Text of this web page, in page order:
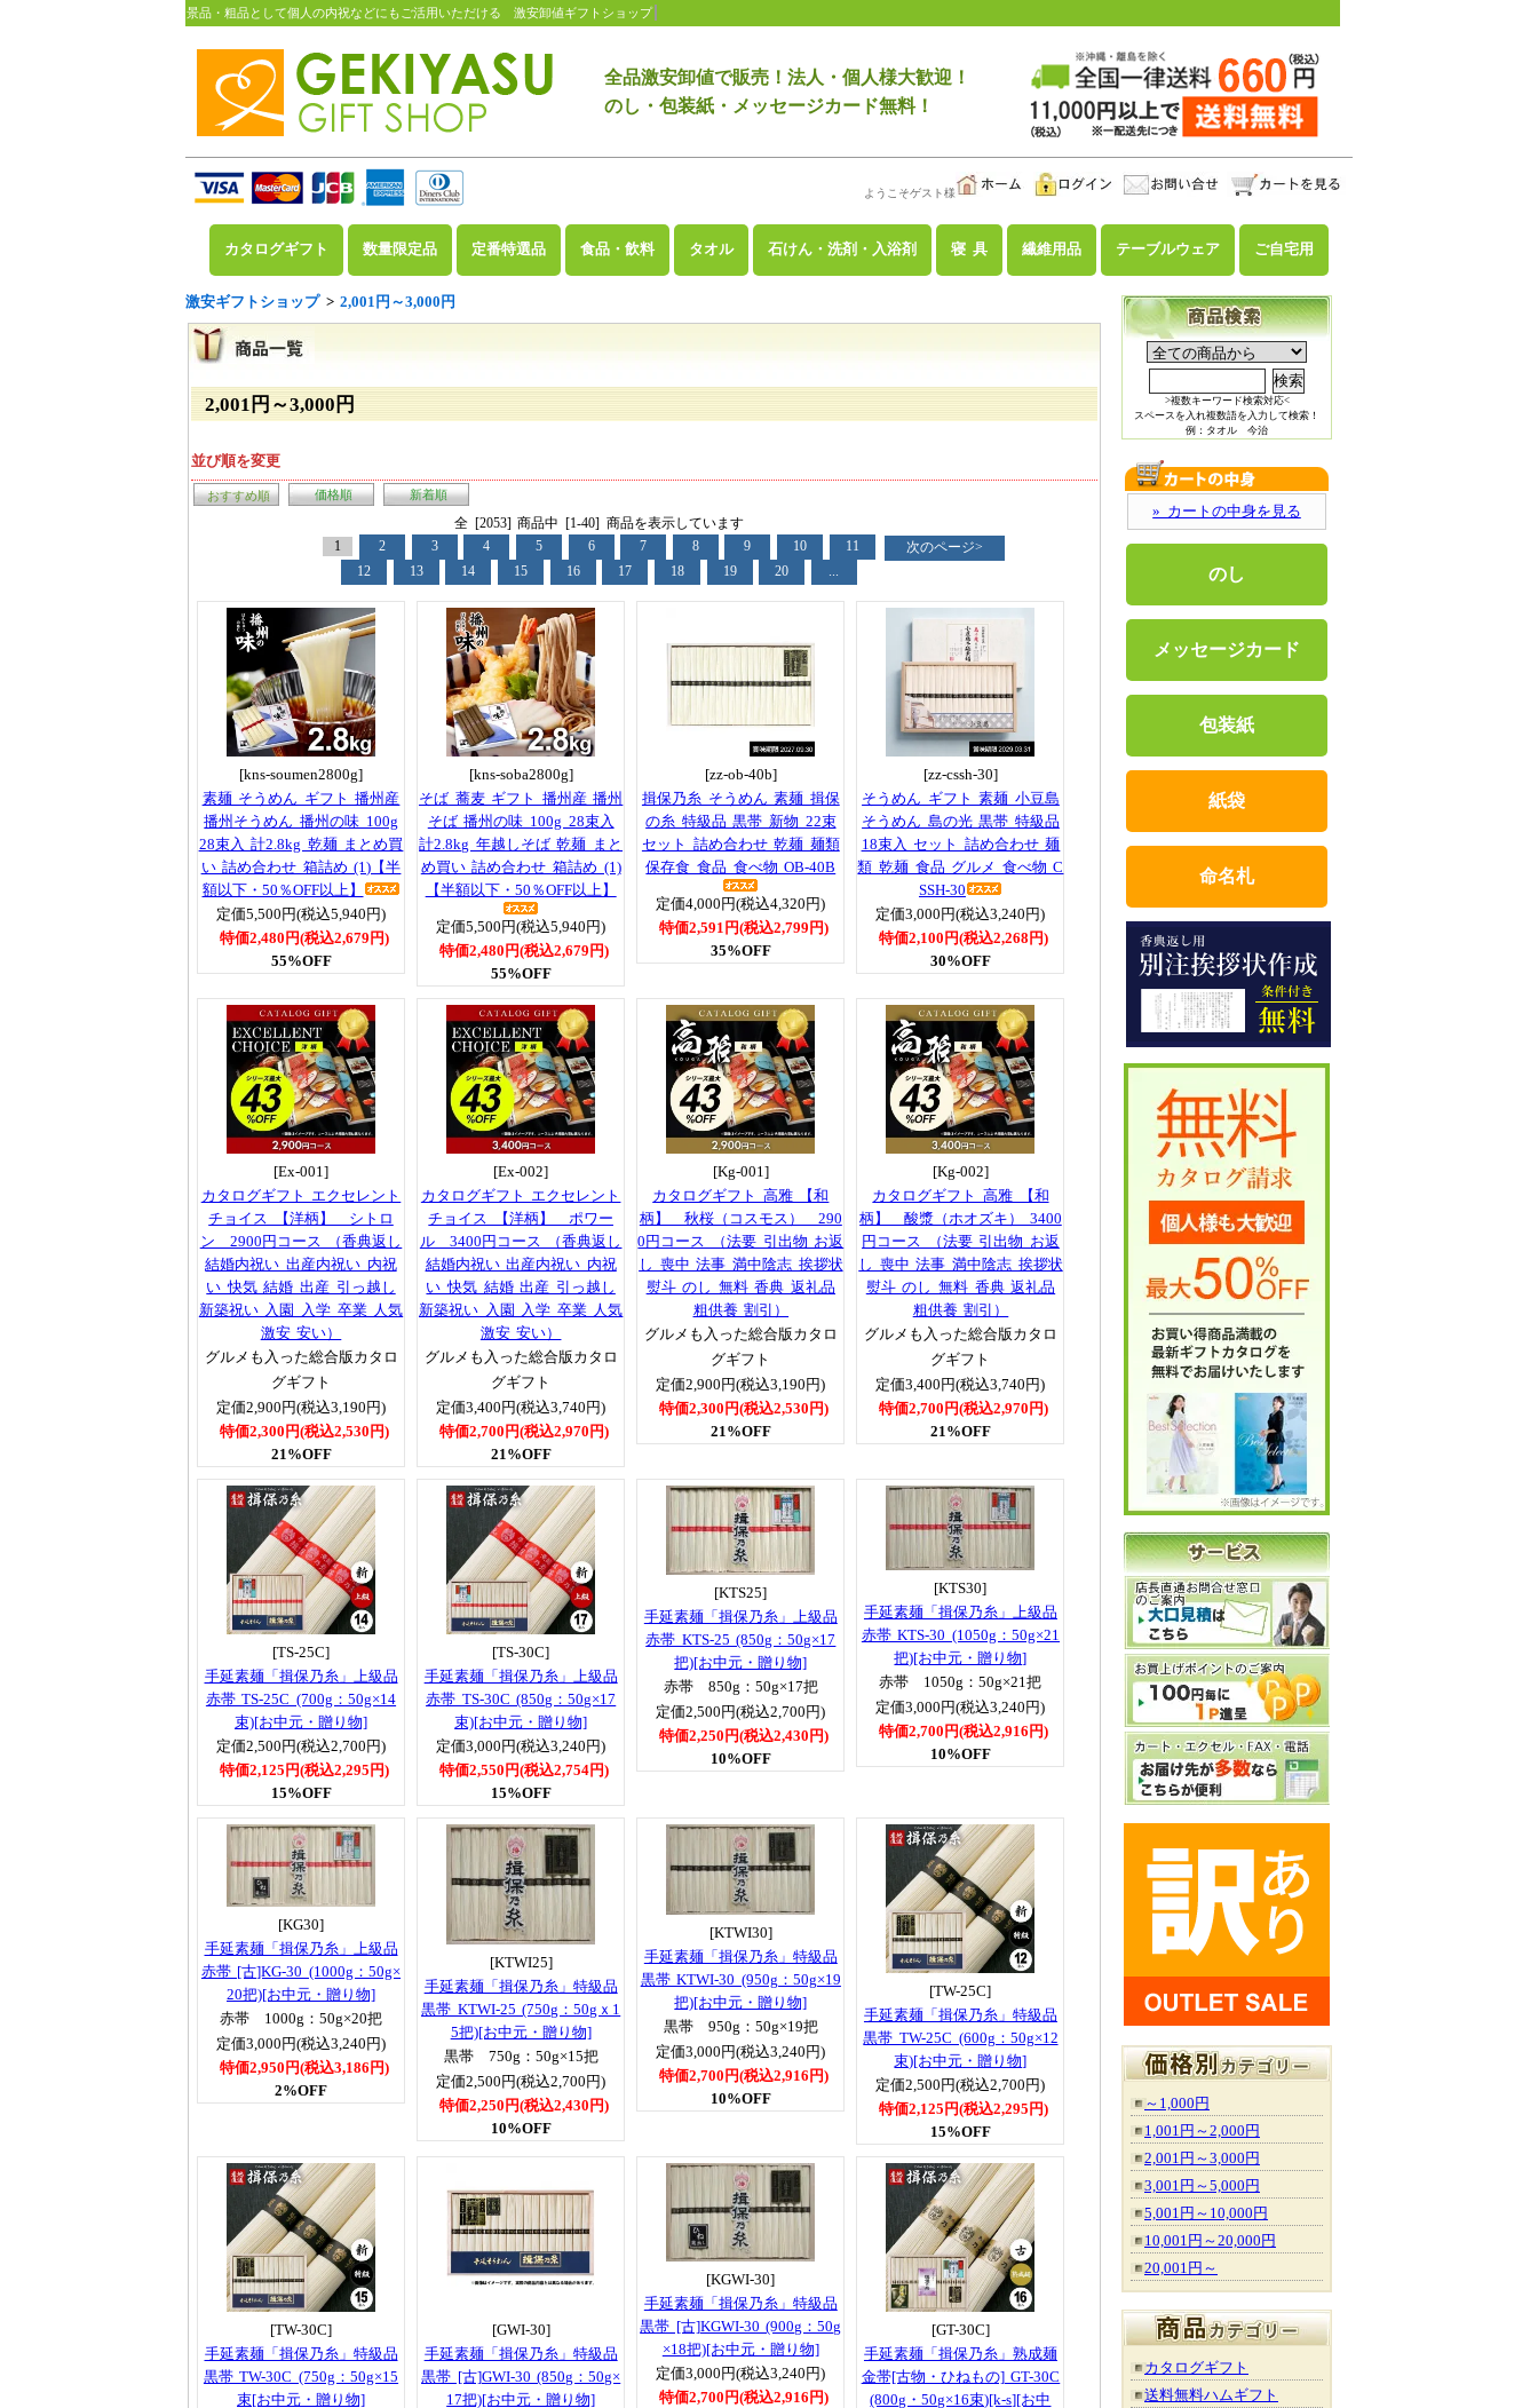
景品・粗品として個人の内祝などにもご活用いただける 激安卸値ギフトショップ
全品激安卸値で販売！法人・個人様大歓迎！
のし・包装紙・メッセージカード無料！
ようこそゲスト様
カタログギフト 数量限定品 定番特選品 食品・飲料 タオル 石けん・洗剤・入浴剤 寝 具 繊維用品 テーブルウェア ご自宅用
激安ギフトショップ>2,001円～3,000円
2,001円～3,000円
並び順を変更
おすすめ順 価格順 新着順
全 [2053] 商品中 [1-40] 商品を表示しています
1
2 3 4 5 6 7 8 9 10
11
12
13 14 15 16 17 18 19 20 ...
次のページ>
[kns-soumen2800g]
素麺 そうめん ギフト 播州産
播州そうめん 播州の味 100g
28束入 計2.8kg 乾麺 まとめ買
い 詰め合わせ 箱詰め (1)【半
額以下・50％OFF以上】
定価5,500円(税込5,940円)
特価2,480円(税込2,679円)
55%OFF
[kns-soba2800g]
そば 蕎麦 ギフト 播州産 播州
そば 播州の味 100g 28束入
計2.8kg 年越しそば 乾麺 まと
め買い 詰め合わせ 箱詰め (1)
【半額以下・50％OFF以上】
定価5,500円(税込5,940円)
特価2,480円(税込2,679円)
55%OFF
[zz-ob-40b]
揖保乃糸 そうめん 素麺 揖保
の糸 特級品 黒帯 新物 22束
セット 詰め合わせ 乾麺 麺類
保存食 食品 食べ物 OB-40B
定価4,000円(税込4,320円)
特価2,591円(税込2,799円)
35%OFF
[zz-cssh-30]
そうめん ギフト 素麺 小豆島
そうめん 島の光 黒帯 特級品
18束入 セット 詰め合わせ 麺
類 乾麺 食品 グルメ 食べ物 C
SSH-30
定価3,000円(税込3,240円)
特価2,100円(税込2,268円)
30%OFF
[Ex-001]
カタログギフト エクセレント
チョイス 【洋柄】 シトロ
ン 2900円コース （香典返し
結婚内祝い 出産内祝い 内祝
い 快気 結婚 出産 引っ越し
新築祝い 入園 入学 卒業 人気
激安 安い）
グルメも入った総合版カタロ
グギフト
定価2,900円(税込3,190円)
特価2,300円(税込2,530円)
21%OFF
[Ex-002]
カタログギフト エクセレント
チョイス 【洋柄】 ポワー
ル 3400円コース （香典返し
結婚内祝い 出産内祝い 内祝
い 快気 結婚 出産 引っ越し
新築祝い 入園 入学 卒業 人気
激安 安い）
グルメも入った総合版カタロ
グギフト
定価3,400円(税込3,740円)
特価2,700円(税込2,970円)
21%OFF
[Kg-001]
カタログギフト 高雅 【和
柄】 秋桜（コスモス） 290
0円コース （法要 引出物 お返
し 喪中 法事 満中陰志 挨拶状
熨斗 のし 無料 香典 返礼品
粗供養 割引）
グルメも入った総合版カタロ
グギフト
定価2,900円(税込3,190円)
特価2,300円(税込2,530円)
21%OFF
[Kg-002]
カタログギフト 高雅 【和
柄】 酸漿（ホオズキ） 3400
円コース （法要 引出物 お返
し 喪中 法事 満中陰志 挨拶状
熨斗 のし 無料 香典 返礼品
粗供養 割引）
グルメも入った総合版カタロ
グギフト
定価3,400円(税込3,740円)
特価2,700円(税込2,970円)
21%OFF
[TS-25C]
手延素麺「揖保乃糸」上級品
赤帯 TS-25C (700g：50g×14
束)[お中元・贈り物]
定価2,500円(税込2,700円)
特価2,125円(税込2,295円)
15%OFF
[TS-30C]
手延素麺「揖保乃糸」上級品
赤帯 TS-30C (850g：50g×17
束)[お中元・贈り物]
定価3,000円(税込3,240円)
特価2,550円(税込2,754円)
15%OFF
[KTS25]
手延素麺「揖保乃糸」上級品
赤帯 KTS-25 (850g：50g×17
把)[お中元・贈り物]
赤帯 850g：50g×17把
定価2,500円(税込2,700円)
特価2,250円(税込2,430円)
10%OFF
[KTS30]
手延素麺「揖保乃糸」上級品
赤帯 KTS-30 (1050g：50g×21
把)[お中元・贈り物]
赤帯 1050g：50g×21把
定価3,000円(税込3,240円)
特価2,700円(税込2,916円)
10%OFF
[KG30]
手延素麺「揖保乃糸」上級品
赤帯 [古]KG-30 (1000g：50g×
20把)[お中元・贈り物]
赤帯 1000g：50g×20把
定価3,000円(税込3,240円)
特価2,950円(税込3,186円)
2%OFF
[KTWI25]
手延素麺「揖保乃糸」特級品
黒帯 KTWI-25 (750g：50gｘ1
5把)[お中元・贈り物]
黒帯 750g：50g×15把
定価2,500円(税込2,700円)
特価2,250円(税込2,430円)
10%OFF
[KTWI30]
手延素麺「揖保乃糸」特級品
黒帯 KTWI-30 (950g：50g×19
把)[お中元・贈り物]
黒帯 950g：50g×19把
定価3,000円(税込3,240円)
特価2,700円(税込2,916円)
10%OFF
[TW-25C]
手延素麺「揖保乃糸」特級品
黒帯 TW-25C (600g：50g×12
束)[お中元・贈り物]
定価2,500円(税込2,700円)
特価2,125円(税込2,295円)
15%OFF
[TW-30C]
手延素麺「揖保乃糸」特級品
黒帯 TW-30C (750g：50g×15
束[お中元・贈り物]
[GWI-30]
手延素麺「揖保乃糸」特級品
黒帯 [古]GWI-30 (850g：50g×
17把)[お中元・贈り物]
[KGWI-30]
手延素麺「揖保乃糸」特級品
黒帯 [古]KGWI-30 (900g：50g
×18把)[お中元・贈り物]
定価3,000円(税込3,240円)
特価2,700円(税込2,916円)
[GT-30C]
手延素麺「揖保乃糸」熟成麺
金帯[古物・ひねもの] GT-30C
(800g・50g×16束)[k-s][お中
>複数キーワード検索対応<
スペースを入れ複数語を入力して検索！
例：タオル 今治
» カートの中身を見る
のし
メッセージカード
包装紙
紙袋
命名札
～1,000円
1,001円～2,000円
2,001円～3,000円
3,001円～5,000円
5,001円～10,000円
10,001円～20,000円
20,001円～
カタログギフト
送料無料ハムギフト